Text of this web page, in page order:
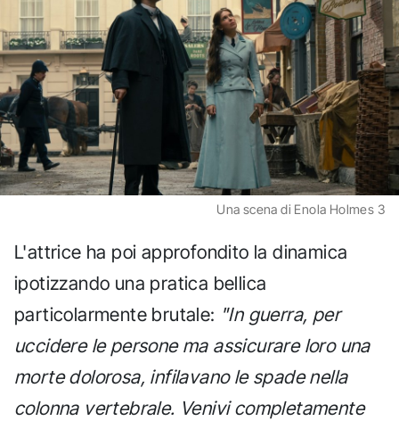
Una scena di Enola Holmes 3
L'attrice ha poi approfondito la dinamica
ipotizzando una pratica bellica
particolarmente brutale: "In guerra, per
uccidere le persone ma assicurare loro una
morte dolorosa, infilavano le spade nella
colonna vertebrale. Venivi completamente